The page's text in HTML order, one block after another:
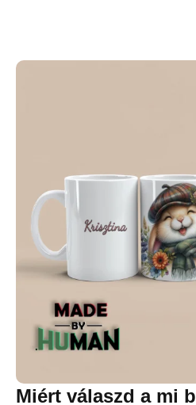
Miért válaszd a mi